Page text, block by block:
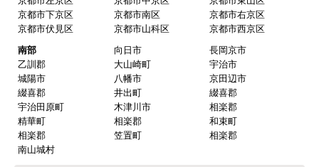
京都市下京区
京都市南区
京都市右京区
京都市伏見区
京都市山科区
京都市西京区
南部
向日市
長岡京市
乙訓郡
大山崎町
宇治市
城陽市
八幡市
京田辺市
綴喜郡
井出町
綴喜郡
宇治田原町
木津川市
相楽郡
精華町
相楽郡
和束町
相楽郡
笠置町
相楽郡
南山城村